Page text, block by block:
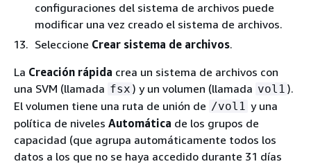
configuraciones del sistema de archivos puede
modificar una vez creado el sistema de archivos.
Seleccione Crear sistema de archivos.
La Creación rápida crea un sistema de archivos con
una SVM (llamada fsx ) y un volumen (llamada vol1 ).
El volumen tiene una ruta de unión de /vol1 y una
política de niveles Automática de los grupos de
capacidad (que agrupa automáticamente todos los
datos a los que no se haya accedido durante 31 días